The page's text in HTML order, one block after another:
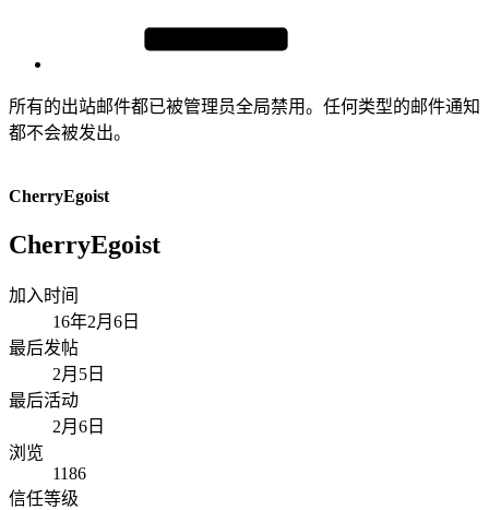
所有的出站邮件都已被管理员全局禁用。任何类型的邮件通知
都不会被发出。
CherryEgoist
CherryEgoist
加入时间
16年2月6日
最后发帖
2月5日
最后活动
2月6日
浏览
1186
信任等级